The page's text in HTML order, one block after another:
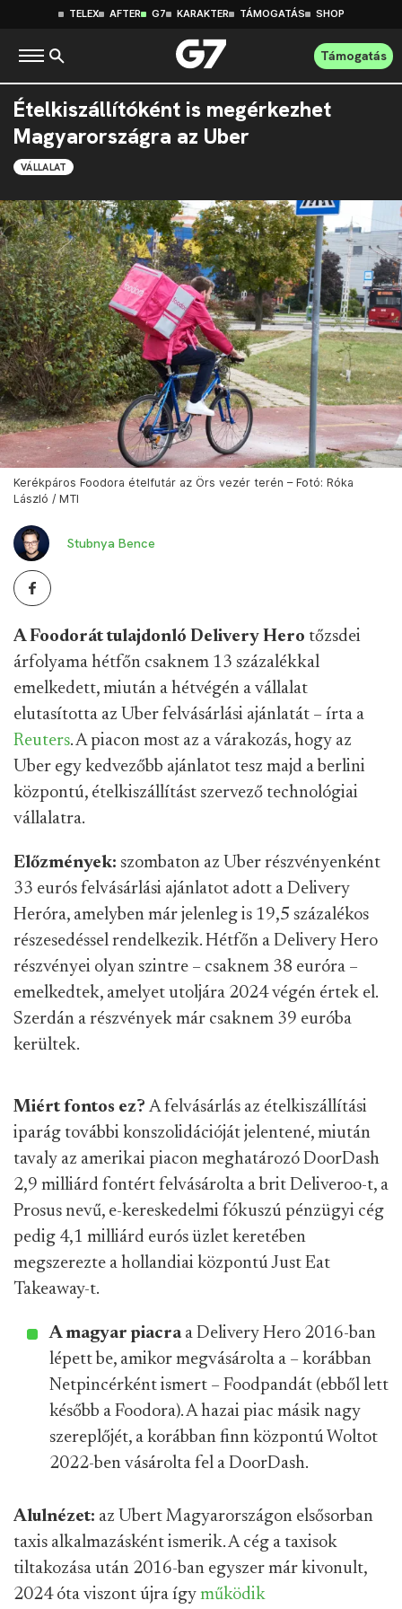
TELEX AFTER G7 KARAKTER TÁMOGATÁS SHOP
Támogatás
Ételkiszállítóként is megérkezhet
Magyarországra az Uber
VÁLLALAT
Kerékpáros Foodora ételfutár az Örs vezér terén – Fotó: Róka
László / MTI
Stubnya Bence
A Foodorát tulajdonló Delivery Hero tőzsdei
árfolyama hétfőn csaknem 13 százalékkal
emelkedett, miután a hétvégén a vállalat
elutasította az Uber felvásárlási ajánlatát – írta a
Reuters. A piacon most az a várakozás, hogy az
Uber egy kedvezőbb ajánlatot tesz majd a berlini
központú, ételkiszállítást szervező technológiai
vállalatra.
Előzmények: szombaton az Uber részvényenként
33 eurós felvásárlási ajánlatot adott a Delivery
Heróra, amelyben már jelenleg is 19,5 százalékos
részesedéssel rendelkezik. Hétfőn a Delivery Hero
részvényei olyan szintre – csaknem 38 euróra –
emelkedtek, amelyet utoljára 2024 végén értek el.
Szerdán a részvények már csaknem 39 euróba
kerültek.
Miért fontos ez? A felvásárlás az ételkiszállítási
iparág további konszolidációját jelentené, miután
tavaly az amerikai piacon meghatározó DoorDash
2,9 milliárd fontért felvásárolta a brit Deliveroo-t, a
Prosus nevű, e-kereskedelmi fókuszú pénzügyi cég
pedig 4,1 milliárd eurós üzlet keretében
megszerezte a hollandiai központú Just Eat
Takeaway-t.
A magyar piacra a Delivery Hero 2016-ban
lépett be, amikor megvásárolta a – korábban
Netpincérként ismert – Foodpandát (ebből lett
később a Foodora). A hazai piac másik nagy
szereplőjét, a korábban finn központú Woltot
2022-ben vásárolta fel a DoorDash.
Alulnézet: az Ubert Magyarországon elsősorban
taxis alkalmazásként ismerik. A cég a taxisok
tiltakozása után 2016-ban egyszer már kivonult,
2024 óta viszont újra így működik